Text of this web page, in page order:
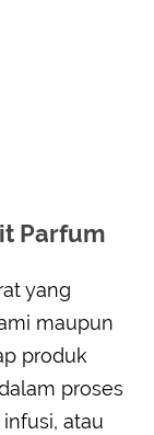
Parfum
yang
maupun
produk
proses
atau